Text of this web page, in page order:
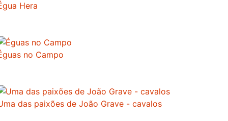
Hera
no Campo
das paixões de João Grave - cavalos